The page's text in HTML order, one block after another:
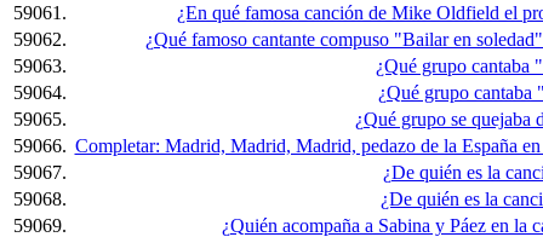
59061.
¿En qué famosa canción de Mike Oldfield el
59062.
¿Qué famoso cantante compuso "Bailar en
59063.
¿Qué grupo cantaba
59064.
¿Qué grupo
59065.
¿Qué grupo se quejaba
59066. Completar: Madrid, Madrid, Madrid, pedazo de la España
59067.
¿De quién es la
59068.
¿De quién es la
59069.
¿Quién acompaña a Sabina y Páez en la